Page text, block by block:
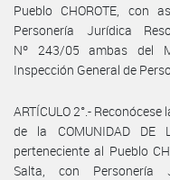
Pueblo CHOROTE, con
Personería Jurídica
Nº 243/05 ambas del
Inspección General de
ARTÍCULO 2°.-
de la COMUNIDAD DE
perteneciente al Pueblo
Salta, con Personería